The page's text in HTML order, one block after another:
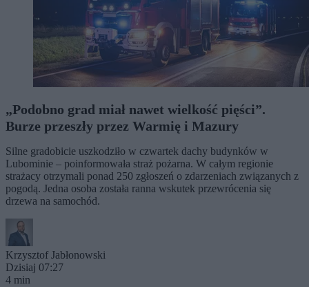
„Podobno grad miał nawet wielkość pięści”.
Burze przeszły przez Warmię i Mazury
Silne gradobicie uszkodziło w czwartek dachy budynków w
Lubominie – poinformowała straż pożarna. W całym regionie
strażacy otrzymali ponad 250 zgłoszeń o zdarzeniach związanych z
pogodą. Jedna osoba została ranna wskutek przewrócenia się
drzewa na samochód.
Krzysztof Jabłonowski
Dzisiaj 07:27
4 min